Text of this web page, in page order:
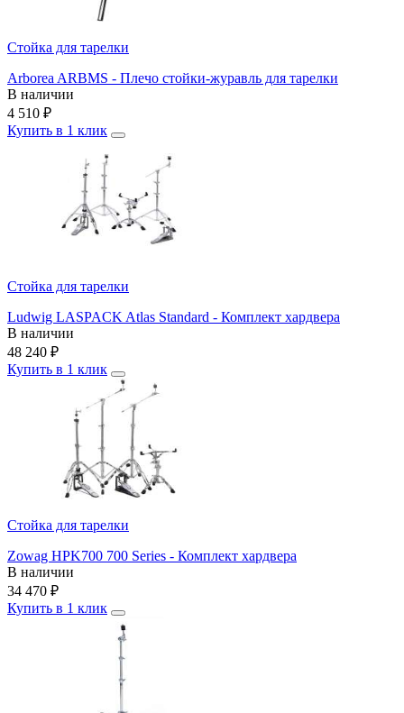
Стойка для тарелки
Arborea ARBMS - Плечо стойки-журавль для тарелки
В наличии
4 510 ₽
Купить в 1 клик
Стойка для тарелки
Ludwig LASPACK Atlas Standard - Комплект хардвера
В наличии
48 240 ₽
Купить в 1 клик
Стойка для тарелки
Zowag HPK700 700 Series - Комплект хардвера
В наличии
34 470 ₽
Купить в 1 клик